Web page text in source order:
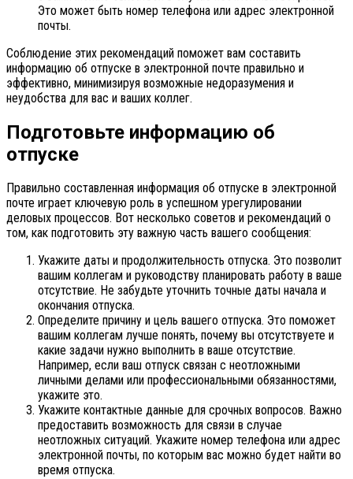
Это может быть номер телефона или адрес электронной
почты.
Соблюдение этих рекомендаций поможет вам составить
информацию об отпуске в электронной почте правильно и
эффективно, минимизируя возможные недоразумения и
неудобства для вас и ваших коллег.
Подготовьте информацию об
отпуске
Правильно составленная информация об отпуске в электронной
почте играет ключевую роль в успешном урегулировании
деловых процессов. Вот несколько советов и рекомендаций о
том, как подготовить эту важную часть вашего сообщения:
Укажите даты и продолжительность отпуска. Это позволит
вашим коллегам и руководству планировать работу в ваше
отсутствие. Не забудьте уточнить точные даты начала и
окончания отпуска.
Определите причину и цель вашего отпуска. Это поможет
вашим коллегам лучше понять, почему вы отсутствуете и
какие задачи нужно выполнить в ваше отсутствие.
Например, если ваш отпуск связан с неотложными
личными делами или профессиональными обязанностями,
укажите это.
Укажите контактные данные для срочных вопросов. Важно
предоставить возможность для связи в случае
неотложных ситуаций. Укажите номер телефона или адрес
электронной почты, по которым вас можно будет найти во
время отпуска.